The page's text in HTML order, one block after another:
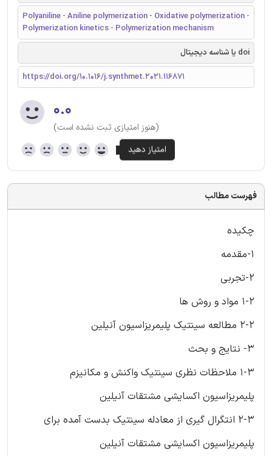
Polyaniline - Aniline polymerization - Oxidative polymerization -
Polymerization kinetics - Polymerization mechanism
doi یا شناسه دیجیتال
https://doi.org/10.1016/j.synthmet.2021.116871
۰.۰
(هنوز امتیازی ثبت نشده است)
فهرست مطالب
چکیده
1-مقدمه
2-تجربی
1-2 مواد و روش ها
2-2 مطالعه سینتیک پلیمریزاسیون آنیلین
3- نتایج و بحث
1-3 ملاحظات نظری سینتیک واکنش و مکانیزم
پلیمریزاسیون اکسایشی مشتقات آنیلین
2-3 انتگرال گیری از معادله سینتیک بدست آمده برای
پلیمریزاسیون اکسایشی مشتقات آنیلین